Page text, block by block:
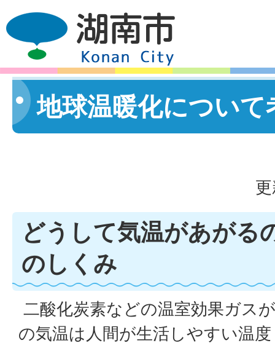
地球温暖化について
どうして気温があがる
のしくみ
二酸化炭素などの温室効果ガス
の気温は人間が生活しやすい温